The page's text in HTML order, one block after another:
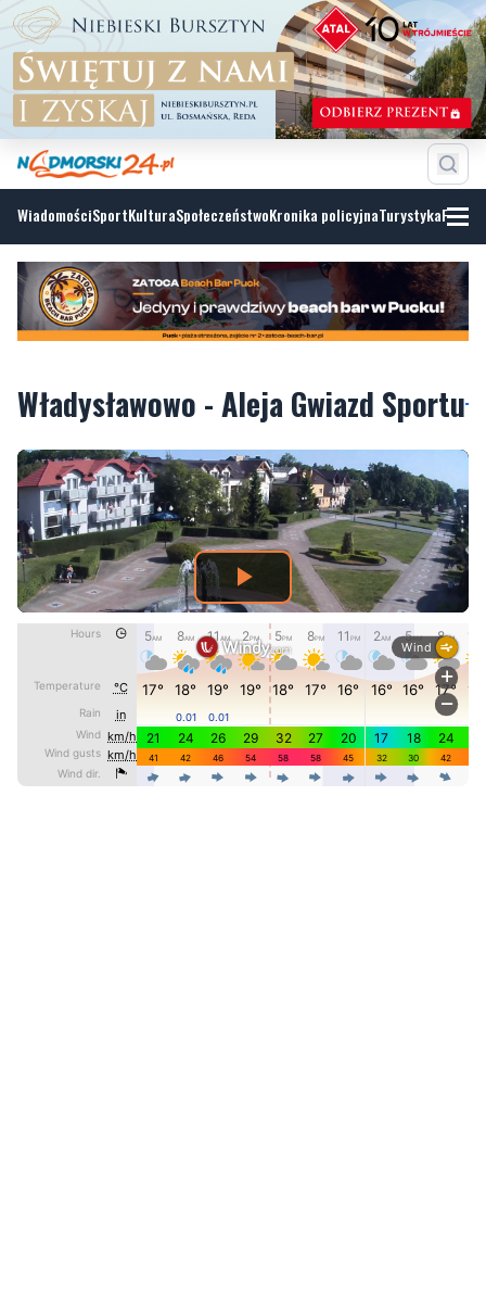
WiadomościSportKulturaSpołeczeństwoKronika policyjnaTurystyka
Władysławowo - Aleja Gwiazd Sportu